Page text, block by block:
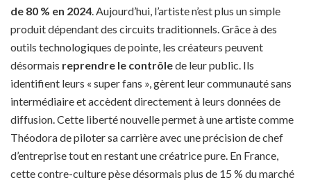
de 80 % en 2024 . Aujourd’hui, l’artiste n’est plus un simple
produit dépendant des circuits traditionnels. Grâce à des
outils technologiques de pointe, les créateurs peuvent
désormais reprendre le contrôlede leur public. Ils
identifient leurs « super fans », gèrent leur communauté sans
intermédiaire et accèdent directement à leurs données de
diffusion. Cette liberté nouvelle permet à une artiste comme
Théodora de piloter sa carrière avec une précision de chef
d’entreprise tout en restant une créatrice pure. En France,
cette contre-culture pèse désormais plus de 15 % du marché